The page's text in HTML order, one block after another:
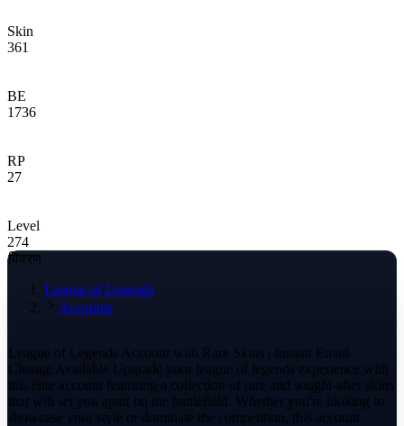
Skin
361
BE
1736
RP
27
Level
274
विवरण
League of Legends
Accounts
League of Legends Account with Rare Skins | Instant Email
Change Available Upgrade your league of legends experience with
this elite account featuring a collection of rare and sought-after skins
that will set you apart on the battlefield. Whether you're looking to
showcase your style or dominate the competition, this account